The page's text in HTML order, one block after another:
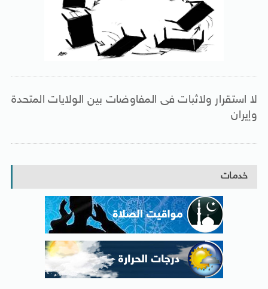
لا استقرار ولاثبات فى المفاوضات بين الولايات المتحدة
وإيران
خدمات